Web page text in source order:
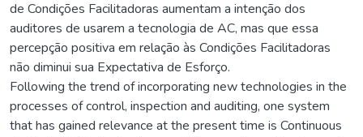
de Condições Facilitadoras aumentam a intenção dos
auditores de usarem a tecnologia de AC, mas que essa
percepção positiva em relação às Condições Facilitadoras
não diminui sua Expectativa de Esforço.
Following the trend of incorporating new technologies in the
processes of control, inspection and auditing, one system
that has gained relevance at the present time is Continuous